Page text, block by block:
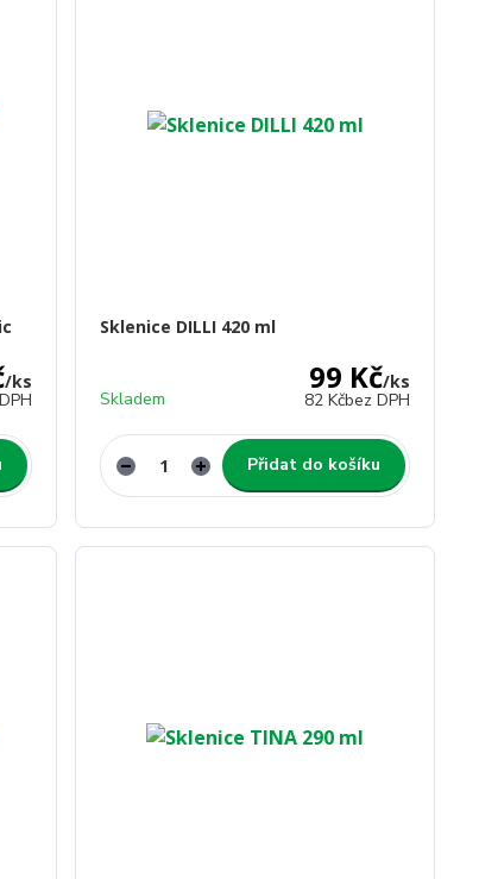
/ks
Sklenice DILLI 420 ml
99 Kč/ks
82 Kčbez DPH
Skladem
Přidat do košíku